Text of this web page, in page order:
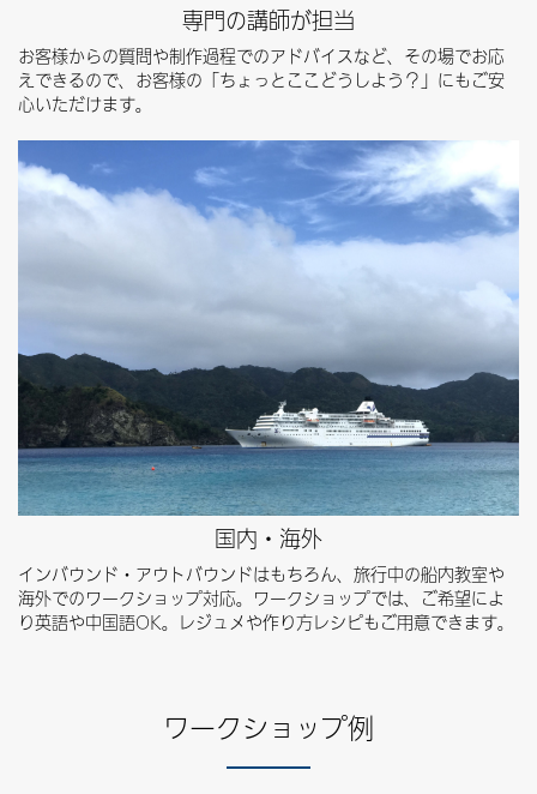
専門の講師が担当
お客様からの質問や制作過程でのアドバイスなど、その場でお応
えできるので、お客様の「ちょっとここどうしよう？」にもご安
心いただけます。
国内・海外
インバウンド・アウトバウンドはもちろん、旅行中の船内教室や
海外でのワークショップ対応。ワークショップでは、ご希望によ
り英語や中国語OK。レジュメや作り方レシピもご用意できます。
ワークショップ例